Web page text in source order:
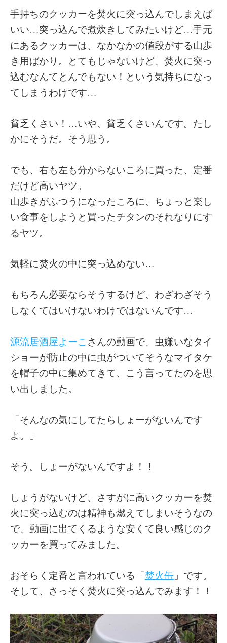
手持ちのクッカーを焚火に突っ込んでしまえば
いい…突っ込んで煮炊きしてみたいけど…手元
にあるクッカーは、なかなかの値段がする山歩
き用ばかり。とてもじゃないけど、焚火に突っ
込むなんてとんでもない！という気持ちになっ
てしまうわけです…
貧乏くさい！…いや、貧乏くさいんです。たし
かにそうだ。そう思う。
でも、右も左も分からないころに買った、定番
だけど高いヤツ。
山歩きがふつうになったころに、ちょっと楽し
い食事をしようと買ったチタンのそれなりにす
るヤツ。
気軽に焚火の中に突っ込めない…
もちろん必要ならそうするけど、わざわざそう
しなくてはいけないわけではないんです…
源流居酒屋よーこ さんの動画で、虫嫌いなタイ
ショーが防止の中に虫がついてそうなマイタケ
を帽子の中に集めてきて、こう言ってたのを思
い出しました。
「そんなの気にしてたらしょーがないんです
よ。」
そう。しょーがないんですよ！！
しょうがないけど、さすがに高いクッカーを焚
火に突っ込むのは精神も燃えてしまいそうなの
で、動画に出てくるような安くて良い感じのク
ッカーを買ってみました。
おそらく定番と言われている「焚火缶 」です。
そして、さっそく焚火に突っ込んでみます！！